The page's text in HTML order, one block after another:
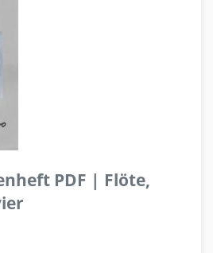
PDF | Flöte,